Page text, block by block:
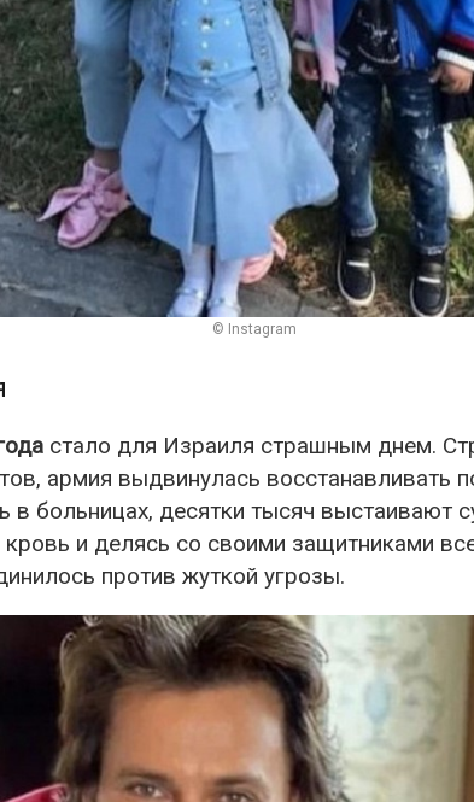
© Instagram
стало для Израиля страшным днем.
армия выдвинулась восстанавливать
в больницах, десятки тысяч выстаивают
и делясь со своими защитниками
против жуткой угрозы.